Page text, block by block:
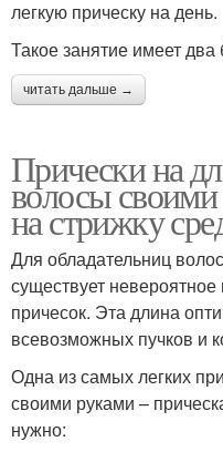
легкую прическу на день.
Такое занятие имеет
читать дальше →
Прически на
волосы
на стрижку
Для обладательниц
существует
причесок. Эта длина
всевозможных пучков и
Одна из самых легких
своими руками –
нужно: